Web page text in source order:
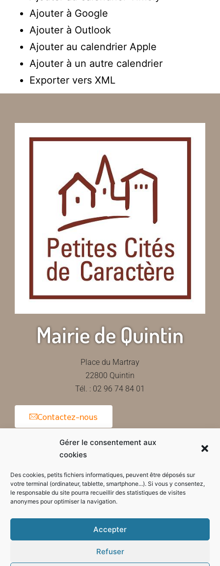
Gérer le consentement aux
cookies
Des cookies, petits fichiers informatiques, peuvent être déposés sur
votre terminal (ordinateur, tablette, smartphone...). Si vous y consentez,
le responsable du site pourra recueillir des statistiques de visites
anonymes pour optimiser la navigation.
Accepter
Refuser
Ajouter à Google
Ajouter à Outlook
Ajouter au calendrier Apple
Ajouter à un autre calendrier
Exporter vers XML
Mairie de Quintin
Place du Martray
22800 Quintin
Tél. : 02 96 74 84 01
Contactez-nous
Horaires d'ouverture de la mairie